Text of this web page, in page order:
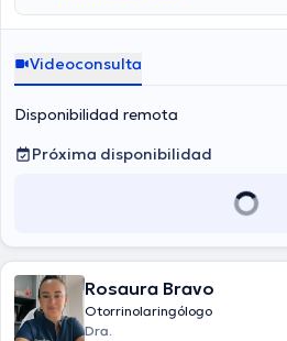
Videoconsulta
Disponibilidad remota
Próxima disponibilidad
Rosaura Bravo
Otorrinolaringólogo
Dra.